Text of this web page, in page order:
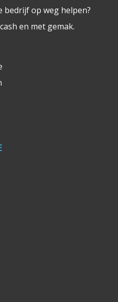
bedrijf op weg helpen?
en met gemak.